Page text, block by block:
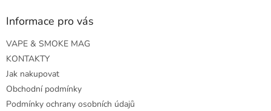
Informace pro vás
VAPE & SMOKE MAG
KONTAKTY
Jak nakupovat
Obchodní podmínky
Podmínky ochrany osobních údajů